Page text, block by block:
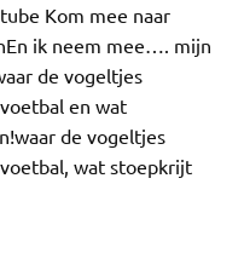
Kom mee naar
ik neem mee…. mijn
de vogeltjes
en wat
de vogeltjes
wat stoepkrijt